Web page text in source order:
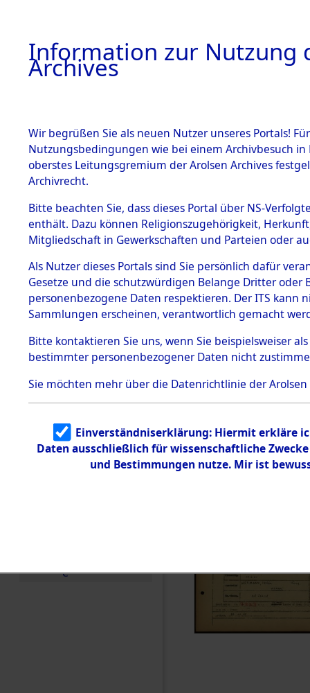
BESTÄNDE
1.
mente
5. Verschiedenes
5.3
Todesmärsche
5.3.1 Alliierte
Erhebungen
zu
Todesmärsch
en
5.3.2
Identifizierun
g
5.3.3
Todesmärsch
e
Dead -
Branch -
Information zur Nutzung
Archives
Wir begrüßen Sie als neuen Nutzer unseres Portals!
Nutzungsbedingungen wie bei einem Archivbesuch
oberstes Leitungsgremium der Arolsen Archives
Archivrecht.
Bitte beachten Sie, dass dieses Portal über NS-
enthält. Dazu können Religionszugehörigkeit,
Mitgliedschaft in Gewerkschaften und Parteien oder
Als Nutzer dieses Portals sind Sie persönlich dafür
Gesetze und die schutzwürdigen Belange Dritter
personenbezogene Daten respektieren. Der ITS
Sammlungen erscheinen, verantwortlich gemacht
Bitte kontaktieren Sie uns, wenn Sie beispielsweiser
bestimmter personenbezogener Daten nicht
Sie möchten mehr über die Datenrichtlinie der Arolsen
Einverständniserklärung: Hiermit erkläre
Daten ausschließlich für wissenschaftliche
und Bestimmungen nutze. Mir ist